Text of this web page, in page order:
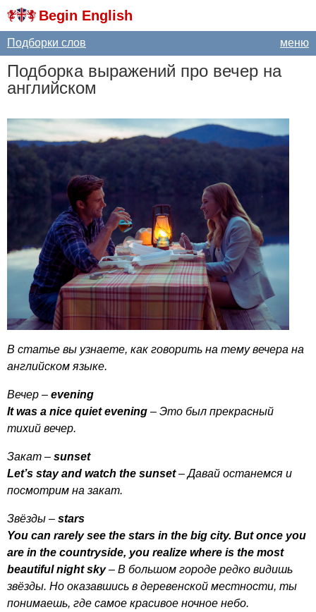
Begin English
меню
Подборки слов
Подборка выражений про вечер на
английском
В статье вы узнаете, как говорить на тему вечера на
английском языке.
Вечер – evening
It was a nice quiet evening – Это был прекрасный
тихий вечер.
Закат – sunset
Let’s stay and watch the sunset – Давай останемся и
посмотрим на закат.
Звёзды – stars
You can rarely see the stars in the big city. But once you
are in the countryside, you realize where is the most
beautiful night sky– В большом городе редко видишь
звёзды. Но оказавшись в деревенской местности, ты
понимаешь, где самое красивое ночное небо.